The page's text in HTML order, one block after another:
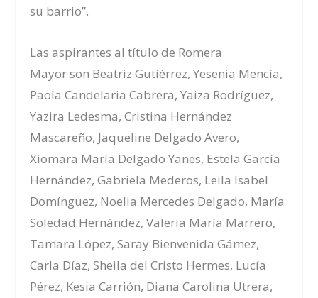
su barrio”.
Las aspirantes al títulode Romera
Mayorson Beatriz Gutiérrez, Yesenia Mencía,
Paola Candelaria Cabrera, Yaiza Rodríguez,
Yazira Ledesma, Cristina Hernández
Mascareño, Jaqueline Delgado Avero,
Xiomara María Delgado Yanes, Estela García
Hernández, Gabriela Mederos, Leila Isabel
Domínguez, Noelia Mercedes Delgado, María
Soledad Hernández, Valeria María Marrero,
Tamara López, Saray Bienvenida Gámez,
Carla Díaz, Sheila del Cristo Hermes, Lucía
Pérez, Kesia Carrión, Diana Carolina Utrera,